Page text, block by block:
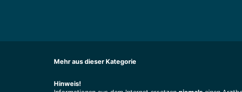
Mehr aus dieser Kategorie
Hinweis!